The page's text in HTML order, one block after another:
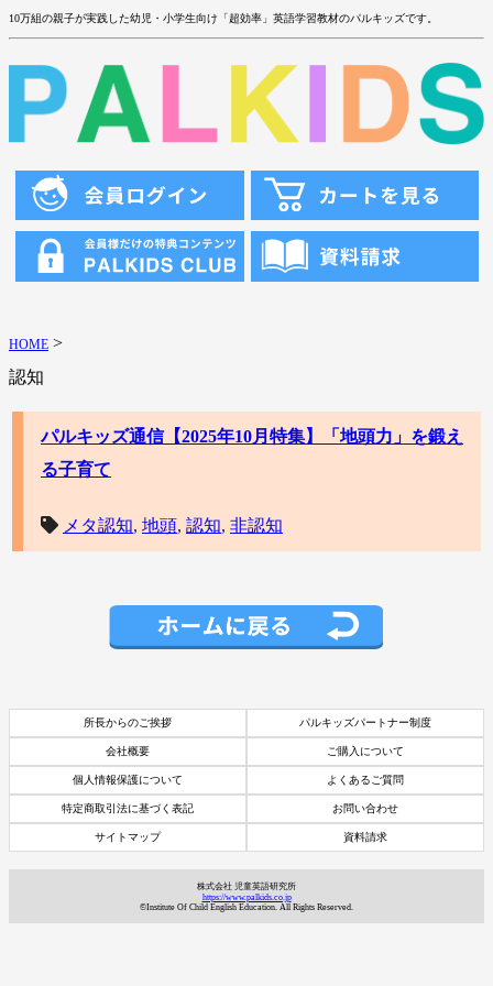
10万組の親子が実践した幼児・小学生向け「超効率」英語学習教材のパルキッズです。
HOME >
認知
パルキッズ通信【2025年10月特集】「地頭力」を鍛え
る子育て
メタ認知, 地頭, 認知, 非認知
所長からのご挨拶 パルキッズパートナー制度
会社概要 ご購入について
個人情報保護について よくあるご質問
特定商取引法に基づく表記 お問い合わせ
サイトマップ 資料請求
株式会社 児童英語研究所
https://www.palkids.co.jp
©Institute Of Child English Education. All Rights Reserved.